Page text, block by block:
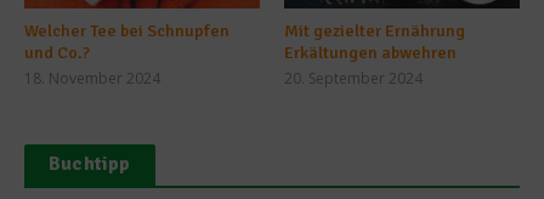
Welcher Tee bei Schnupfen
und Co.?
18. November 2024
Mit gezielter Ernährung
Erkältungen abwehren
20. September 2024
Buchtipp